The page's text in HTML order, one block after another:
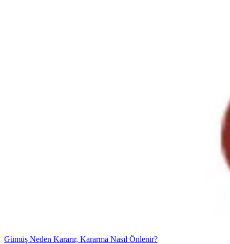
Gümüş Neden Kararır, Kararma Nasıl Önlenir?